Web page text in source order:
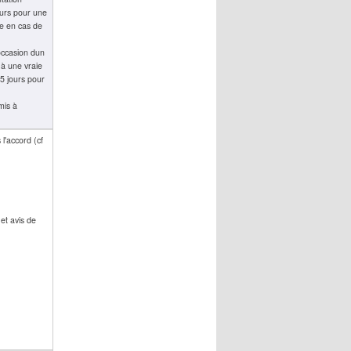
pour une
en cas de
dun
une vraie
jours pour
à
l'accord (cf
avis de